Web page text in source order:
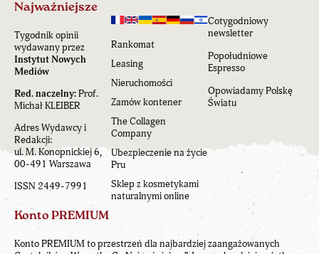
Najważniejsze
Tygodnik opinii
wydawany przez
Instytut Nowych
Mediów
Red. naczelny:Prof.
Michał KLEIBER
Adres Wydawcy i
Redakcji:
ul. M. Konopnickiej 6,
00-491 Warszawa
ISSN 2449-7991
Rankomat
Leasing
Nieruchomości
Zamów kontener
The Collagen
Company
Ubezpieczenie na życie
Pru
Sklep z kosmetykami
naturalnymi online
Cotygodniowy
newsletter
Popołudniowe
Espresso
Opowiadamy Polskę
Światu
Konto PREMIUM
Konto PREMIUM to przestrzeń dla najbardziej zaangażowanych